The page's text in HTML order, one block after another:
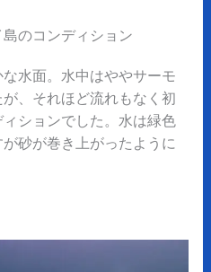
のコンディション
水面。水中はややサーモ
、それほど流れもなく初
ションでした。水は緑色
砂が巻き上がったように